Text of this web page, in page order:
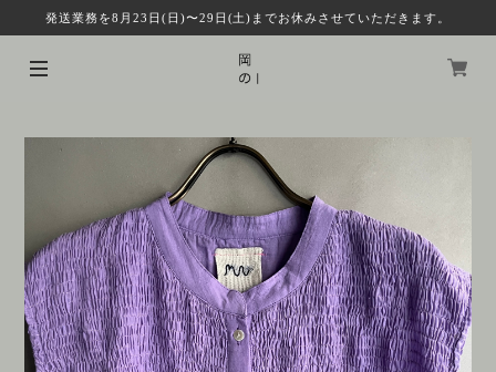
発送業務を8月23日(日)〜29日(土)までお休みさせていただきます。